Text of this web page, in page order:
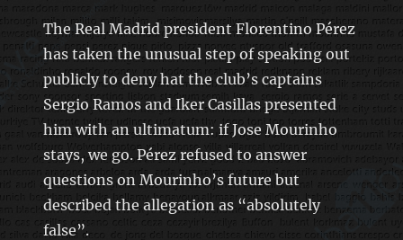
The Real Madrid president Florentino Pérez
has taken the unusual step of speaking out
publicly to deny hat the club’s captains
Sergio Ramos and Iker Casillas presented
him with an ultimatum: if Jose Mourinho
stays, we go. Pérez refused to answer
questions on Mourinho’s future but
described the allegation as “absolutely
false”.